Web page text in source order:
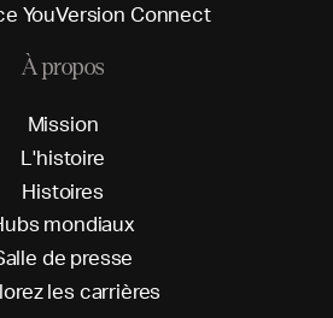
e YouVersion Connect
À propos
Mission
L'histoire
Histoires
ubs mondiaux
alle de presse
lorez les carrières